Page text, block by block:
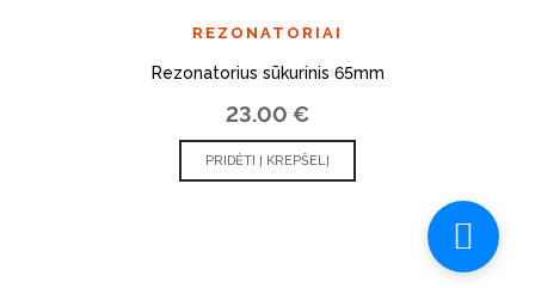
REZONATORIAI
Rezonatorius sūkurinis 65mm
23.00 €
PRIDĖTI Į KREPŠELĮ